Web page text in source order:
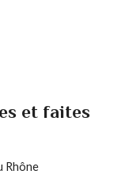
et faites
Rhône